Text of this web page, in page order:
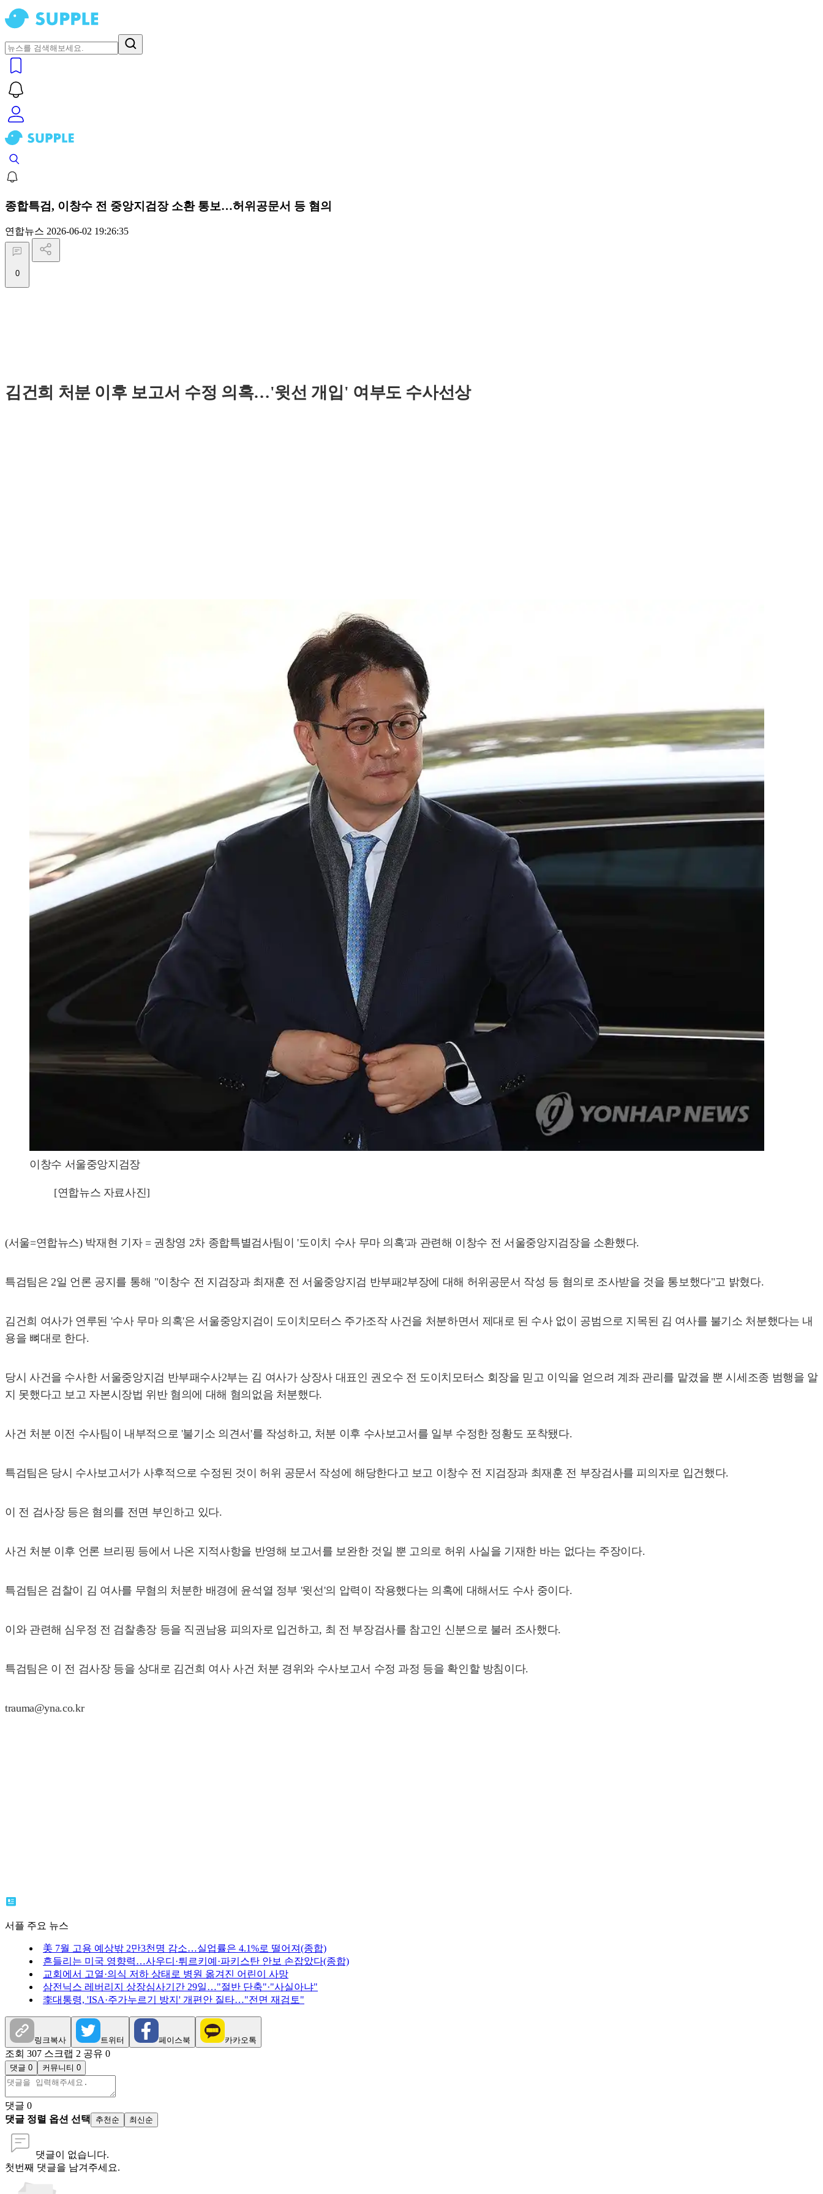
종합특검, 이창수 전 중앙지검장 소환 통보…허위공문서 등 혐의
연합뉴스 2026-06-02 19:26:35
0
김건희 처분 이후 보고서 수정 의혹…'윗선 개입' 여부도 수사선상
이창수 서울중앙지검장
[연합뉴스 자료사진]
(서울=연합뉴스) 박재현 기자 = 권창영 2차 종합특별검사팀이 '도이치 수사 무마 의혹'과 관련해 이창수 전 서울중앙지검장을 소환했다.
특검팀은 2일 언론 공지를 통해 "이창수 전 지검장과 최재훈 전 서울중앙지검 반부패2부장에 대해 허위공문서 작성 등 혐의로 조사받을 것을 통보했다"고 밝혔다.
김건희 여사가 연루된 '수사 무마 의혹'은 서울중앙지검이 도이치모터스 주가조작 사건을 처분하면서 제대로 된 수사 없이 공범으로 지목된 김 여사를 불기소 처분했다는 내
용을 뼈대로 한다.
당시 사건을 수사한 서울중앙지검 반부패수사2부는 김 여사가 상장사 대표인 권오수 전 도이치모터스 회장을 믿고 이익을 얻으려 계좌 관리를 맡겼을 뿐 시세조종 범행을 알
지 못했다고 보고 자본시장법 위반 혐의에 대해 혐의없음 처분했다.
사건 처분 이전 수사팀이 내부적으로 '불기소 의견서'를 작성하고, 처분 이후 수사보고서를 일부 수정한 정황도 포착됐다.
특검팀은 당시 수사보고서가 사후적으로 수정된 것이 허위 공문서 작성에 해당한다고 보고 이창수 전 지검장과 최재훈 전 부장검사를 피의자로 입건했다.
이 전 검사장 등은 혐의를 전면 부인하고 있다.
사건 처분 이후 언론 브리핑 등에서 나온 지적사항을 반영해 보고서를 보완한 것일 뿐 고의로 허위 사실을 기재한 바는 없다는 주장이다.
특검팀은 검찰이 김 여사를 무혐의 처분한 배경에 윤석열 정부 '윗선'의 압력이 작용했다는 의혹에 대해서도 수사 중이다.
이와 관련해 심우정 전 검찰총장 등을 직권남용 피의자로 입건하고, 최 전 부장검사를 참고인 신분으로 불러 조사했다.
특검팀은 이 전 검사장 등을 상대로 김건희 여사 사건 처분 경위와 수사보고서 수정 과정 등을 확인할 방침이다.
trauma@yna.co.kr
서플 주요 뉴스
美 7월 고용 예상밖 2만3천명 감소…실업률은 4.1%로 떨어져(종합)
흔들리는 미국 영향력…사우디·튀르키예·파키스탄 안보 손잡았다(종합)
교회에서 고열·의식 저하 상태로 병원 옮겨진 어린이 사망
삼전닉스 레버리지 상장심사기간 29일…"절반 단축"·"사실아냐"
李대통령, 'ISA·주가누르기 방지' 개편안 질타…"전면 재검토"
링크복사 트위터 페이스북 카카오톡
조회 307 스크랩 2 공유 0
댓글 0 커뮤니티 0
댓글 0
댓글 정렬 옵션 선택
추천순 최신순
댓글이 없습니다.
첫번째 댓글을 남겨주세요.